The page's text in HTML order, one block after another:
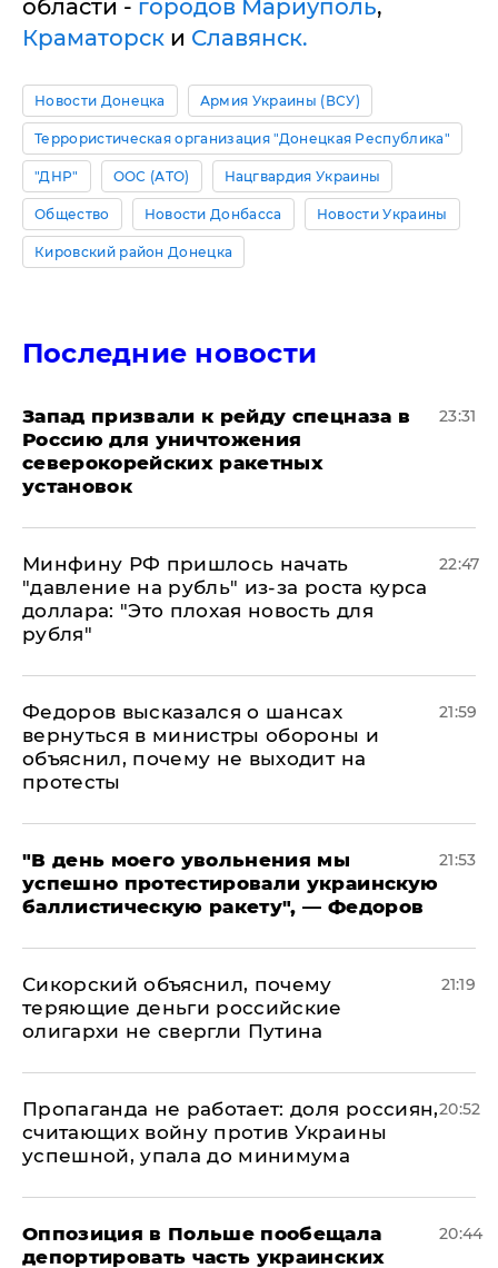
области - городов Мариуполь,
Краматорск и Славянск.
Новости Донецка Армия Украины (ВСУ)
Террористическая организация "Донецкая Республика"
"ДНР" ООС (АТО) Нацгвардия Украины
Общество Новости Донбасса Новости Украины
Кировский район Донецка
Последние новости
Запад призвали к рейду спецназа в
Россию для уничтожения
северокорейских ракетных
установок
23:31
Минфину РФ пришлось начать
"давление на рубль" из-за роста курса
доллара: "Это плохая новость для
рубля"
22:47
Федоров высказался о шансах
вернуться в министры обороны и
объяснил, почему не выходит на
протесты
21:59
​"В день моего увольнения мы
успешно протестировали украинскую
баллистическую ракету", — Федоров
21:53
Сикорский объяснил, почему
теряющие деньги российские
олигархи не свергли Путина
21:19
​Пропаганда не работает: доля россиян,
считающих войну против Украины
успешной, упала до минимума
20:52
Оппозиция в Польше пообещала
депортировать часть украинских
20:44